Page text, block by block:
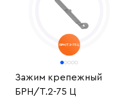
Зажим крепежный
БРН/Т.2-75 Ц